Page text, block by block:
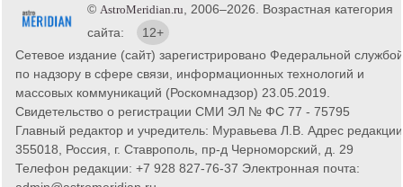
© AstroMeridian.ru , 2006–2026. Возрастная категория
сайта:
12+
Сетевое издание (сайт) зарегистрировано Федеральной службой
по надзору в сфере связи, информационных технологий и
массовых коммуникаций (Роскомнадзор) 23.05.2019.
Свидетельство о регистрации СМИ ЭЛ № ФС 77 - 75795
Главный редактор и учредитель: Муравьева Л.В. Адрес
355018, Россия, г. Ставрополь, пр-д Черноморский, д. 29
Телефон редакции: +7 928 827-76-37 Электронная почта: